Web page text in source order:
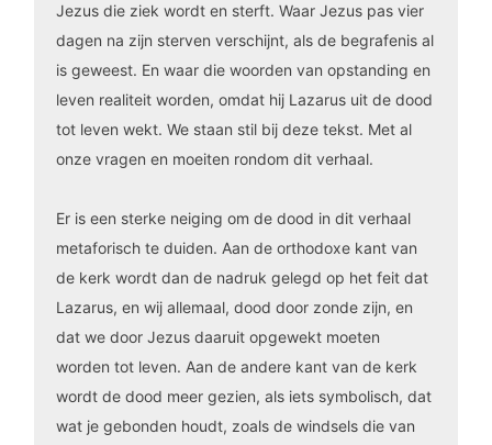
Jezus die ziek wordt en sterft. Waar Jezus pas vier
dagen na zijn sterven verschijnt, als de begrafenis al
is geweest. En waar die woorden van opstanding en
leven realiteit worden, omdat hij Lazarus uit de dood
tot leven wekt. We staan stil bij deze tekst. Met al
onze vragen en moeiten rondom dit verhaal.
Er is een sterke neiging om de dood in dit verhaal
metaforisch te duiden. Aan de orthodoxe kant van
de kerk wordt dan de nadruk gelegd op het feit dat
Lazarus, en wij allemaal, dood door zonde zijn, en
dat we door Jezus daaruit opgewekt moeten
worden tot leven. Aan de andere kant van de kerk
wordt de dood meer gezien, als iets symbolisch, dat
wat je gebonden houdt, zoals de windsels die van